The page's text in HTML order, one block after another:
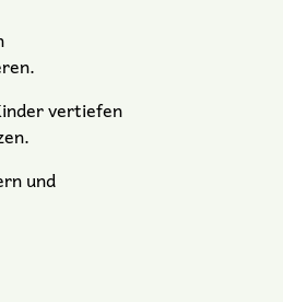
vertiefen
und